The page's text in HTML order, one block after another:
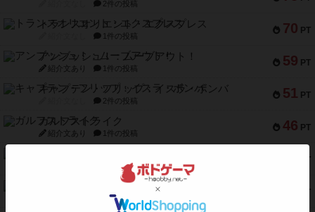
2件の投稿
70 PT
トランスオリエント・エクスプレス
1件の投稿
59 PT
アンブッシュ！：ムーブアウト！
紹介文あり 1件の投稿
51 PT
キャプテン・フリップ：イスラ・ボンバ
2件の投稿
46 PT
ガルフストライク
紹介文あり 1件の投稿
PT
8件の投稿
PT
12件の投稿